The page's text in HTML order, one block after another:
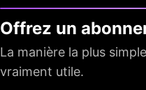
Screeners avec
rafraîchissement
automatique
Export de données
Offrez un
La manière la plus
vraiment utile.